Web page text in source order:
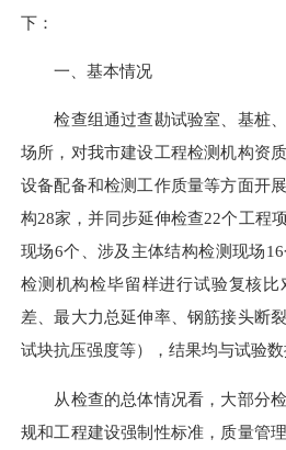
下：
一、基本情况
检查组通过查勘试验室、基桩、
场所，对我市建设工程检测机构资
设备配备和检测工作质量等方面开
构28家，并同步延伸检查22个工程
现场6个、涉及主体结构检测现场
检测机构检毕留样进行试验复核
差、最大力总延伸率、钢筋接头断
试块抗压强度等），结果均与试验数
从检查的总体情况看，大部分检
规和工程建设强制性标准，质量管